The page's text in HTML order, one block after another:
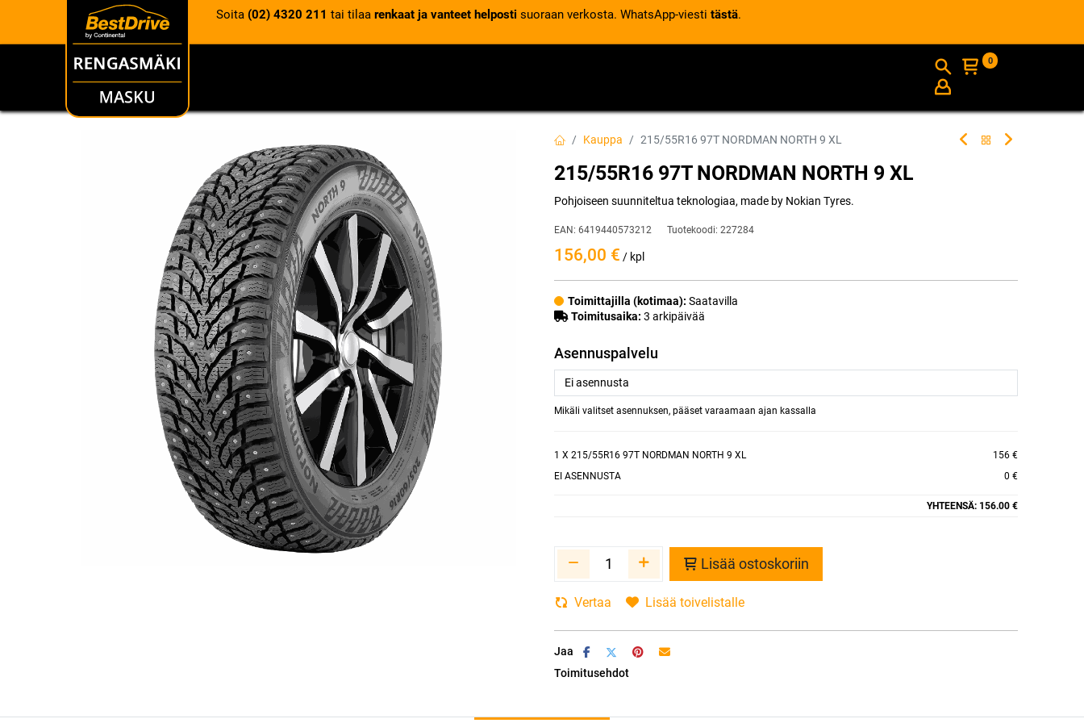
Soita (02) 4320 211 tai tilaa renkaat ja vanteet helposti suoraan verkosta. WhatsApp-viesti tästä.
RENKAAT INFO
0
Kauppa 215/55R16 97T NORDMAN NORTH 9 XL
215/55R16 97T NORDMAN NORTH 9 XL
Pohjoiseen suunniteltua teknologiaa, made by Nokian Tyres.
EAN: 6419440573212 Tuotekoodi: 227284
156,00 € / kpl
Toimittajilla (kotimaa): Saatavilla
Toimitusaika: 3 arkipäivää
Asennuspalvelu
Mikäli valitset asennuksen, pääset varaamaan ajan kassalla
1 X 215/55R16 97T NORDMAN NORTH 9 XL
156 €
EI ASENNUSTA
0 €
YHTEENSÄ: 156.00 €
Lisää ostoskoriin
Vertaa Lisää toivelistalle
Jaa
Toimitusehdot